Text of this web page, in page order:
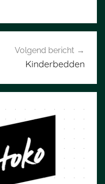
Volgend bericht
Kinderbedden